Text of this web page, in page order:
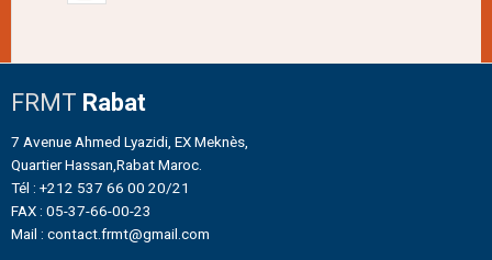
FRMT Rabat
7 Avenue Ahmed Lyazidi, EX Meknès,
Quartier Hassan,Rabat Maroc.
Tél : +212 537 66 00 20/21
FAX : 05-37-66-00-23
Mail : contact.frmt@gmail.com